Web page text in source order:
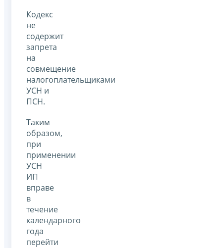
Кодекс
не
содержит
запрета
на
совмещение
налогоплательщиками
УСН и
ПСН.
Таким
образом,
при
применении
УСН
ИП
вправе
в
течение
календарного
года
перейти